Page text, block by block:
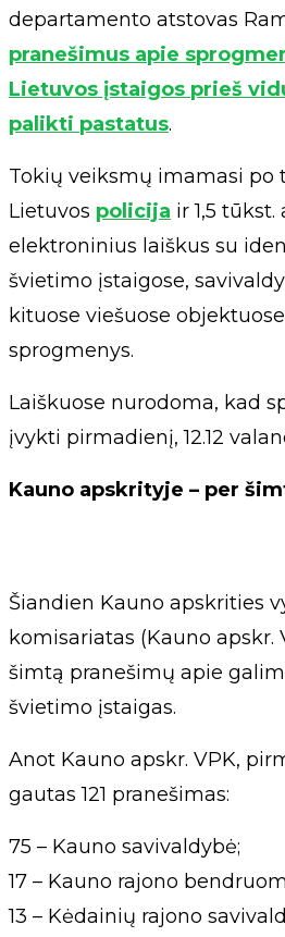
departamento atstovas
pranešimus apie
Lietuvos įstaigos prieš
palikti pastatus.
Tokių veiksmų imamasi po
Lietuvos policija ir 1,5
elektroninius laiškus su
švietimo įstaigose,
kituose viešuose
sprogmenys.
Laiškuose nurodoma, kad
įvykti pirmadienį, 12.12
Kauno apskrityje – per
Šiandien Kauno apskrities
komisariatas (Kauno apskr.
šimtą pranešimų apie
švietimo įstaigas.
Anot Kauno apskr. VPK,
gautas 121 pranešimas:
75 – Kauno savivaldybė;
17 – Kauno rajono
13 – Kėdainių rajono